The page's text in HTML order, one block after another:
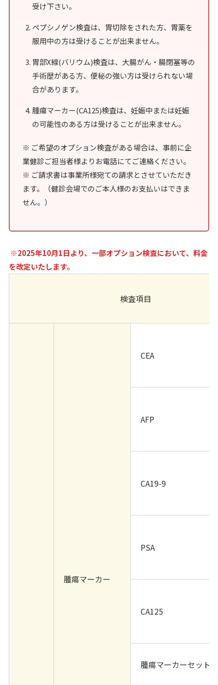
受け下さい。
ペプシノゲン検査は、胃切除をされた方、胃薬を
服用中の方は受けることが出来ません。
胃部X線(バリウム)検査は、大腸がん・腸閉塞等の
手術歴がある方、便秘の強い方は受けられない場
合があります。
腫瘍マーカー(CA125)検査は、妊娠中または妊娠
の可能性のある方は受けることが出来ません。
※ ご希望のオプション検査がある場合は、事前に企
業健診ご担当者様よりお電話にてご連絡ください。
※ ご請求書は事業所様宛ての請求とさせていただき
ます。（健診会場でのご本人様のお支払いはできま
せん。）
※2025年10月1日より、一部オプション検査において、料金
を改定いたします。
検査項目
腫瘍マーカー
CEA
AFP
CA19-9
PSA
CA125
腫瘍マーカーセット